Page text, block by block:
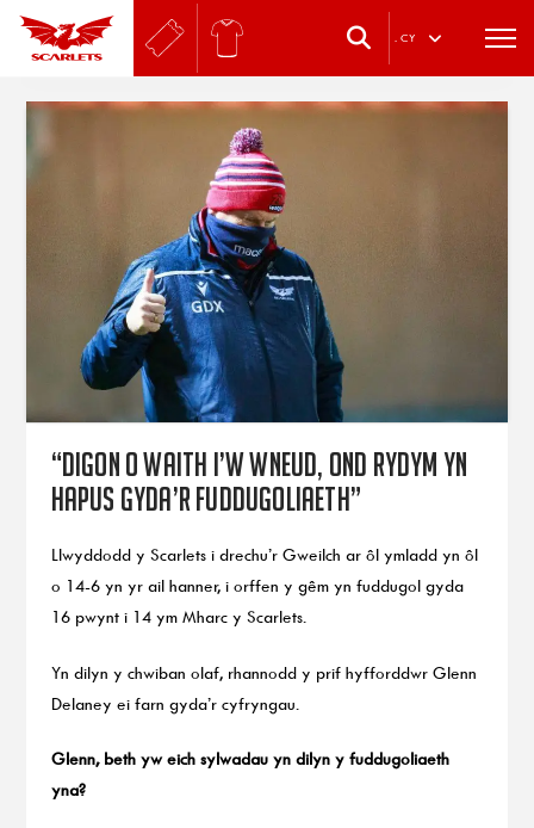
. CY
“Digon o waith i’w wneud, ond rydym yn
hapus gyda’r fuddugoliaeth”
Llwyddodd y Scarlets i drechu’r Gweilch ar ôl ymladd yn ôl
o 14-6 yn yr ail hanner, i orffen y gêm yn fuddugol gyda
16 pwynt i 14 ym Mharc y Scarlets.
Yn dilyn y chwiban olaf, rhannodd y prif hyfforddwr Glenn
Delaney ei farn gyda’r cyfryngau.
Glenn,beth yw eich sylwadau yn dilyn y fuddugoliaeth
yna?